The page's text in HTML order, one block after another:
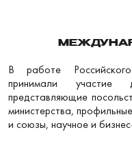
В работе
принимали участие
представляющие
министерства,
и союзы, научное и